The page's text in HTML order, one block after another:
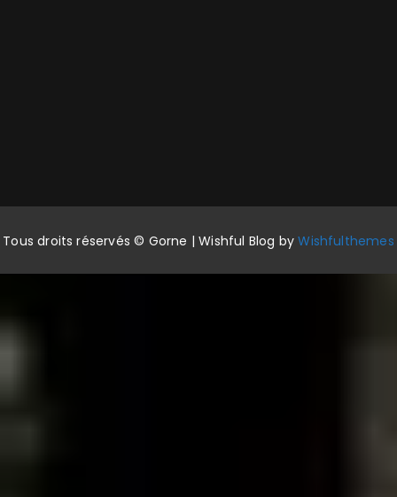
Tous droits réservés © Gorne | Wishful Blog byWishfulthemes